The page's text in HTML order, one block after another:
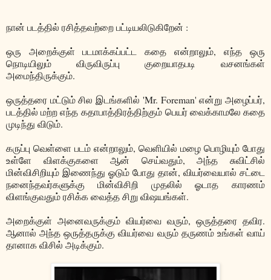
நான் படத்தில் ரசித்தவற்றை பட்டியலிடுகிறேன் :
ஒரு அறைக்குள் படமாக்கப்பட்ட கதை என்றாலும், எந்த ஒரு
நொடியிலும் விருவிருப்பு குறையாதபடி வசனங்கள்
அமைந்திருக்கும்.
ஒருத்தரை மட்டும் சில இடங்களில் 'Mr. Foreman' என்று அழைப்பர்,
படத்தில் மற்ற எந்த கதாபாத்திரத்திற்கும் பெயர் வைக்காமலே கதை
முடிந்து விடும்.
கருப்பு வெள்ளை படம் என்றாலும், வெளியில் மழை பொழியும் போது
உள்ளே விளக்குகளை ஆன் செய்வதும், அந்த சுவிட்சில்
மின்விசிறியும் இணைந்து ஓடும் போது தான், வியர்வையால் சட்டை
நனைந்தவர்களுக்கு மின்விசிறி முதலில் ஓடாத காரணம்
விளங்குவதும் ரசிக்க வைத்த சிறு விஷயங்கள்.
அறைக்குள் அனைவருக்கும் வியர்வை வரும், ஒருத்தரை தவிர.
ஆனால் அந்த ஒருத்தருக்கு வியர்வை வரும் தருணம் உங்கள் வாய்
தானாக விசில் அடிக்கும்.